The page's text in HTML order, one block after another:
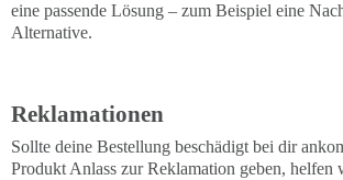
eine passende Lösung – zum Beispiel eine
Alternative.
Reklamationen
Sollte deine Bestellung beschädigt bei dir
Produkt Anlass zur Reklamation geben, helfen